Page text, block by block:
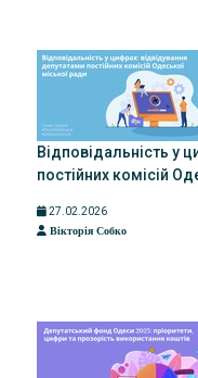
Відповідальність у
постійних комісій
27.02.2026
Вікторія Собко